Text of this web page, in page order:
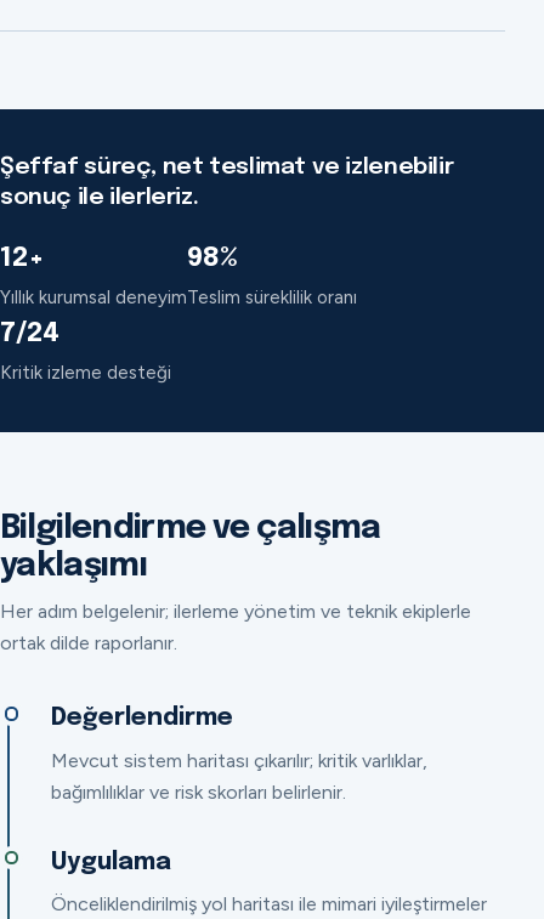
Şeffaf süreç, net teslimat ve izlenebilir
sonuç ile ilerleriz.
12+
Yıllık kurumsal deneyim
98%
Teslim süreklilik oranı
7/24
Kritik izleme desteği
Bilgilendirme ve çalışma
yaklaşımı
Her adım belgelenir; ilerleme yönetim ve teknik ekiplerle
ortak dilde raporlanır.
Değerlendirme
Mevcut sistem haritası çıkarılır; kritik varlıklar,
bağımlılıklar ve risk skorları belirlenir.
Uygulama
Önceliklendirilmiş yol haritası ile mimari iyileştirmeler